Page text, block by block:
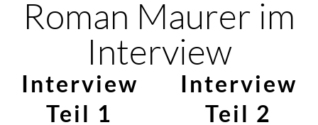
Roman Maurer im
Interview
Interview
Teil 1
Interview
Teil 2